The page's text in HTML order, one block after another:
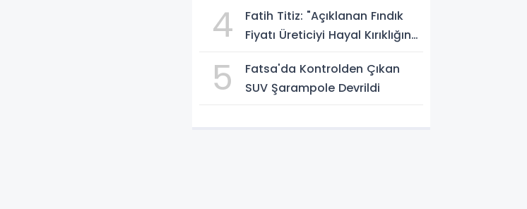
4
Fatih Titiz: "Açıklanan Fındık
Fiyatı Üreticiyi Hayal Kırıklığına
5
Fatsa'da Kontrolden Çıkan
SUV Şarampole Devrildi